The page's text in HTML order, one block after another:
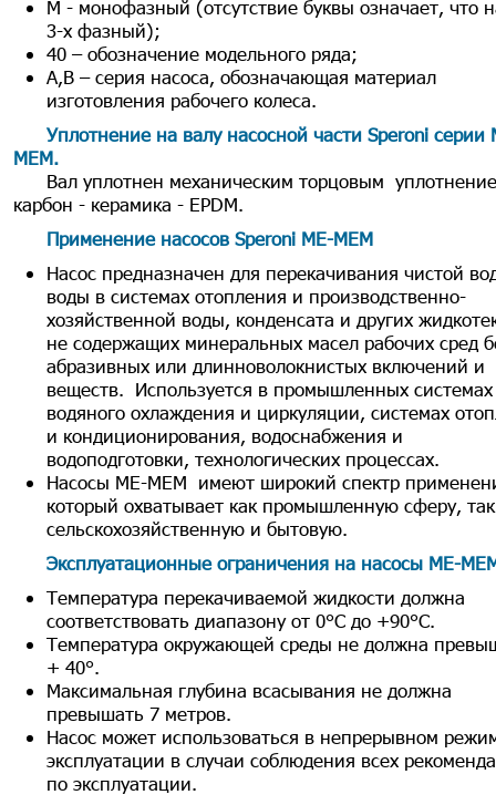
М - монофазный (отсутствие буквы означает, что
3-х фазный);
40 – обозначение модельного ряда;
А,В – серия насоса, обозначающая материал
изготовления рабочего колеса.
Уплотнение на валу насосной части Speroni серии
МЕМ.
Вал уплотнен механическим торцовым
карбон - керамика - EPDM.
Применение насосов Speroni МЕ-МЕМ
Насос предназначен для перекачивания чистой
воды в системах отопления и производственно-
хозяйственной воды, конденсата и других
не содержащих минеральных масел рабочих сред
абразивных или длинноволокнистых включений и
веществ. Используется в промышленных системах
водяного охлаждения и циркуляции, системах
и кондиционирования, водоснабжения и
водоподготовки, технологических процессах.
Насосы МЕ-МЕМ имеют широкий спектр
который охватывает как промышленную сферу,
сельскохозяйственную и бытовую.
Эксплуатационные ограничения на насосы МЕ-
Температура перекачиваемой жидкости должна
соответствовать диапазону от 0°C до +90°C.
Температура окружающей среды не должна
+ 40°.
Максимальная глубина всасывания не должна
превышать 7 метров.
Насос может использоваться в непрерывном
эксплуатации в случаи соблюдения всех
по эксплуатации.